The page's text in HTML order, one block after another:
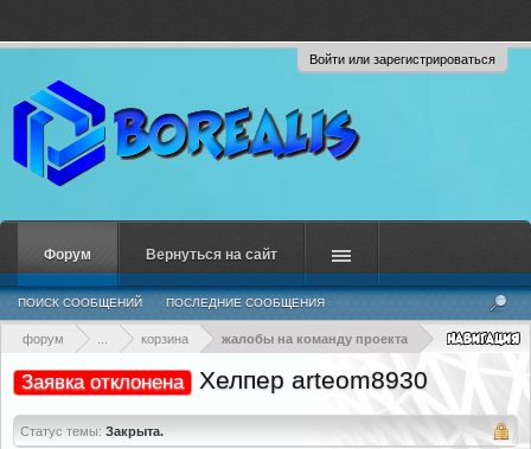
Войти или зарегистрироваться
форум корзина жалобы на команду проекта
Заявка отклонена Хелпер arteom8930
Статус темы: Закрыта.
Форум
ПОИСК СООБЩЕНИЙ ПОСЛЕДНИЕ СООБЩЕНИЯ
Вернуться на сайт